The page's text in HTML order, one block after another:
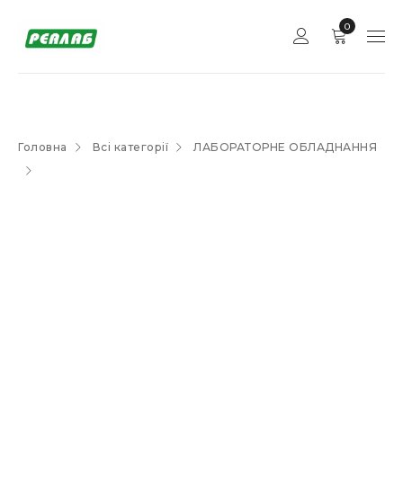
0
Головна Всі категорії ЛАБОРАТОРНЕ ОБЛАДНАННЯ